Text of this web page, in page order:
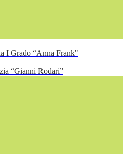
I Grado “Anna Frank"
“Gianni Rodari”